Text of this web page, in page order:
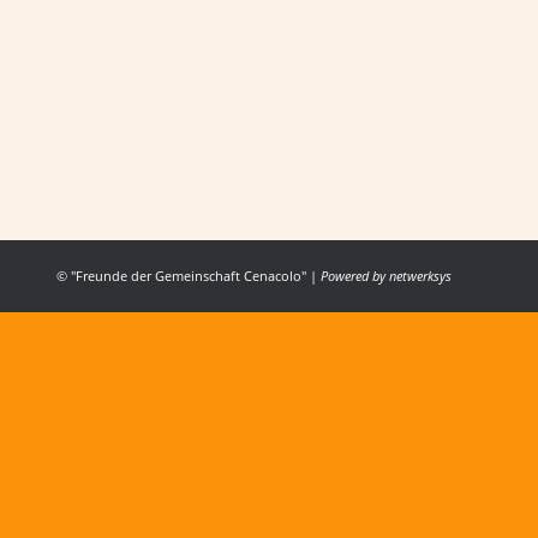
© "Freunde der Gemeinschaft Cenacolo" | Powered bynetwerksys